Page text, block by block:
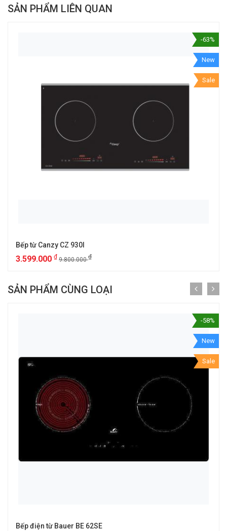
SẢN PHẨM LIÊN QUAN
-63%
New
Sale
Bếp từ Canzy CZ 930I
3.599.000 ₫ 9.800.000₫
SẢN PHẨM CÙNG LOẠI
-58%
New
Sale
Bếp điện từ Bauer BE 62SE